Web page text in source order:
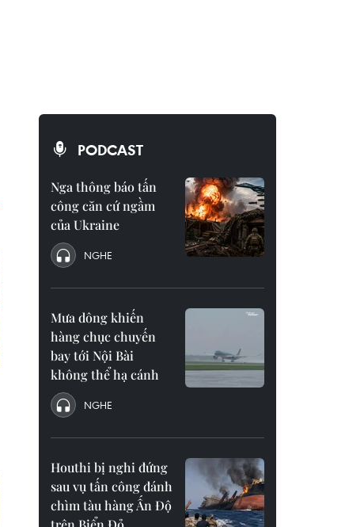
PODCAST
Nga thông báo tấn
công căn cứ ngầm
của Ukraine
NGHE
Mưa dông khiến
hàng chục chuyến
bay tới Nội Bài
không thể hạ cánh
NGHE
Houthi bị nghi đứng
sau vụ tấn công đánh
chìm tàu hàng Ấn Độ